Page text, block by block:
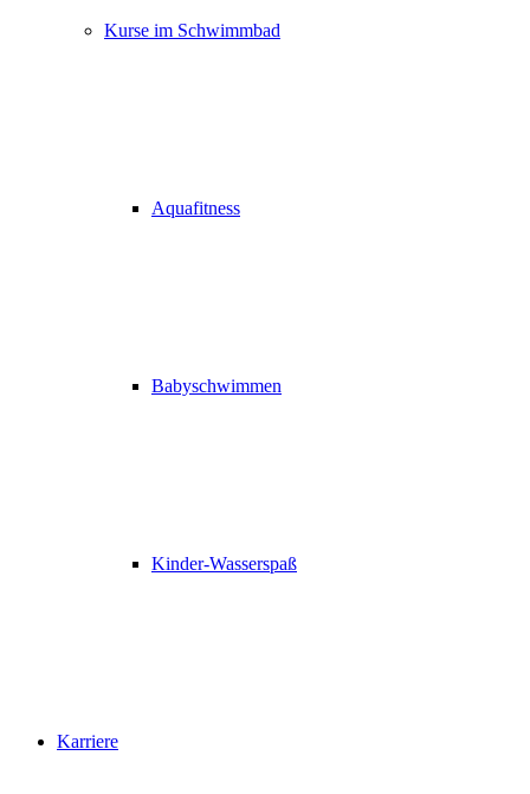
Kurse im Schwimmbad
Aquafitness
Babyschwimmen
Kinder-Wasserspaß
Karriere